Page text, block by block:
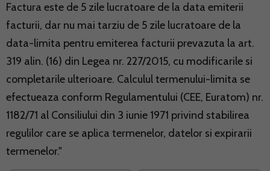
Factura este de 5 zile lucratoare de la data emiterii
facturii, dar nu mai tarziu de 5 zile lucratoare de la
data-limita pentru emiterea facturii prevazuta la art.
319 alin. (16) din Legea nr. 227/2015, cu modificarile si
completarile ulterioare. Calculul termenului-limita se
efectueaza conform Regulamentului (CEE, Euratom) nr.
1182/71 al Consiliului din 3 iunie 1971 privind stabilirea
regulilor care se aplica termenelor, datelor si expirarii
termenelor."